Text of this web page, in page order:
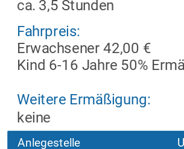
ca. 3,5 Stunden
Fahrpreis:
Erwachsener 42,00 €
Kind 6-16 Jahre 50%
Weitere Ermäßigung:
keine
Anlegestelle